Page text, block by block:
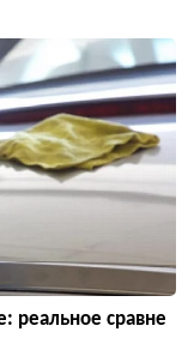
реальное сравне